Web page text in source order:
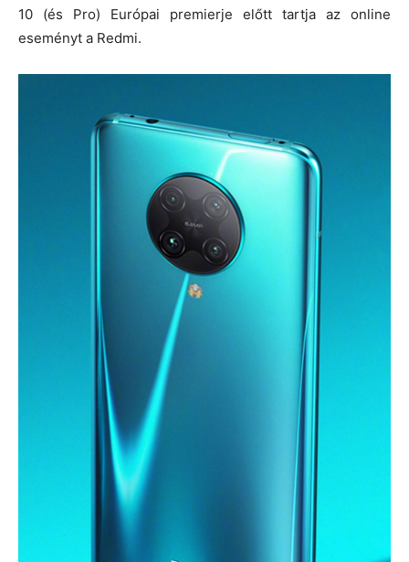
10 (és Pro) Európai premierje előtt tartja az online
eseményt a Redmi.